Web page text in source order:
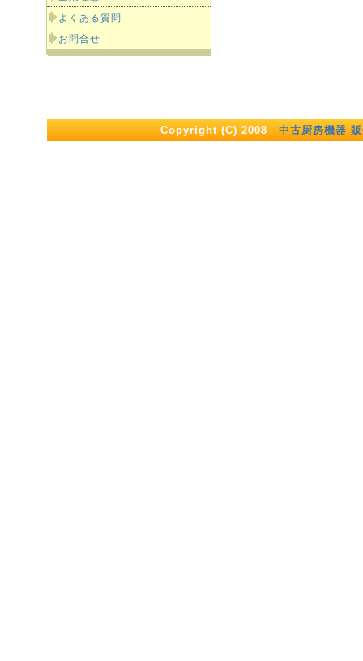
よくある質問
お問合せ
Copyright (C) 2008 中古厨房機器